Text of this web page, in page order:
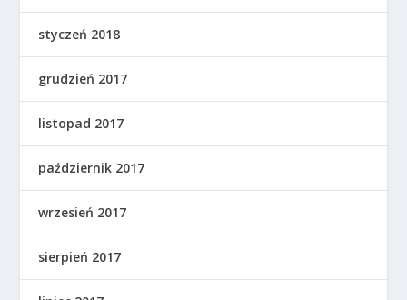
styczeń 2018
grudzień 2017
listopad 2017
październik 2017
wrzesień 2017
sierpień 2017